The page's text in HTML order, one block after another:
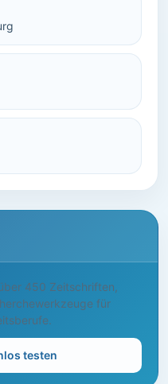
450 Zeitschriften,
für
testen